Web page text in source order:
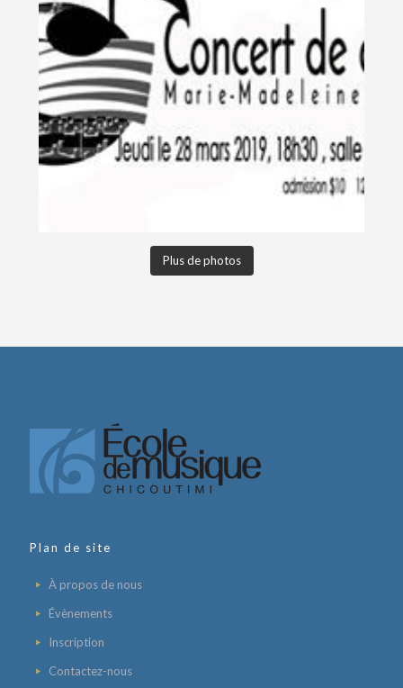
Plus de photos
Plan de site
À propos de nous
Évènements
Inscription
Contactez-nous